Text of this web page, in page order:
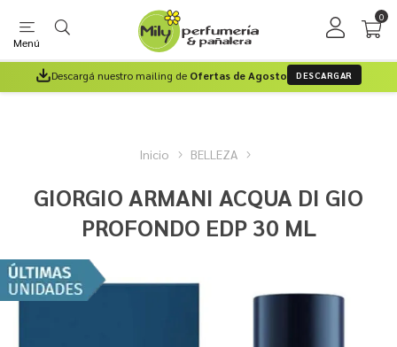
Menú
0
Descargá nuestro mailing de Ofertas de Agosto DESCARGAR
Inicio BELLEZA
GIORGIO ARMANI ACQUA DI GIO
PROFONDO EDP 30 ML